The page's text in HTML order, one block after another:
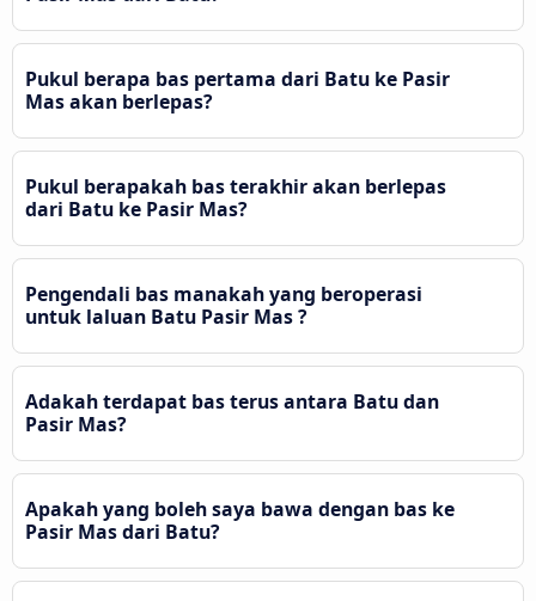
Pukul berapa bas pertama dari Batu ke Pasir
Mas akan berlepas?
Pukul berapakah bas terakhir akan berlepas
dari Batu ke Pasir Mas?
Pengendali bas manakah yang beroperasi
untuk laluan Batu Pasir Mas ?
Adakah terdapat bas terus antara Batu dan
Pasir Mas?
Apakah yang boleh saya bawa dengan bas ke
Pasir Mas dari Batu?